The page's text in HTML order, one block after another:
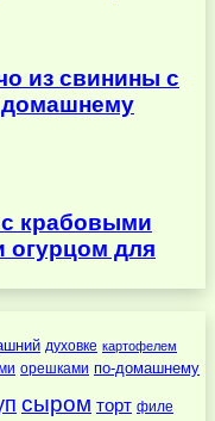
из свинины с
домашнему
с крабовыми
огурцом для
духовке картофелем
орешками по-домашнему
сыром торт филе